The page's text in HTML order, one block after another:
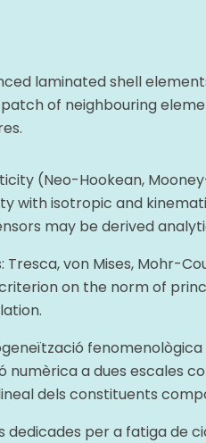
laminated shell
of neighbouring
(Neo-Hookean,
with isotropic and
may be derived
Tresca, von Mises, Mohr-
on the norm of
numèrica a dues escales
dels constituents
per a fatiga de